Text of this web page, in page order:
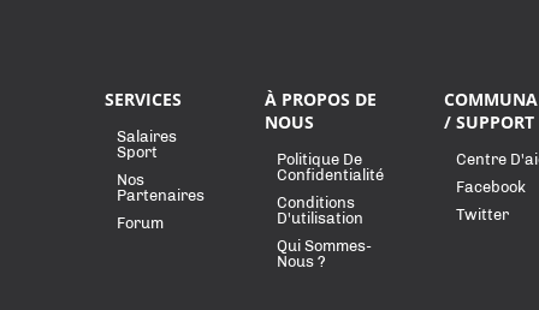
SERVICES
Salaires
Sport
Nos
Partenaires
Forum
À PROPOS DE
NOUS
Politique De
Confidentialité
Conditions
D'utilisation
Qui Sommes-
Nous ?
/ SUPPORT
Centre
Facebook
Twitter